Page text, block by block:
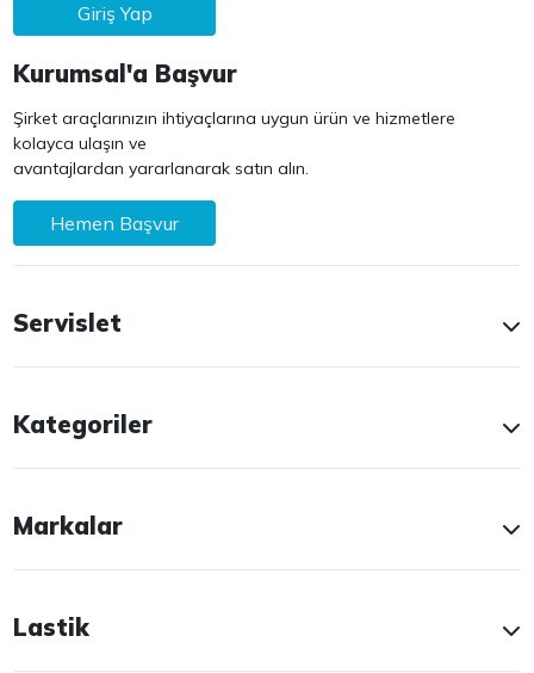
Giriş Yap
Kurumsal'a Başvur
Şirket araçlarınızın ihtiyaçlarına uygun ürün ve hizmetlere
kolayca ulaşın ve
avantajlardan yararlanarak satın alın.
Hemen Başvur
Servislet
Kategoriler
Markalar
Lastik